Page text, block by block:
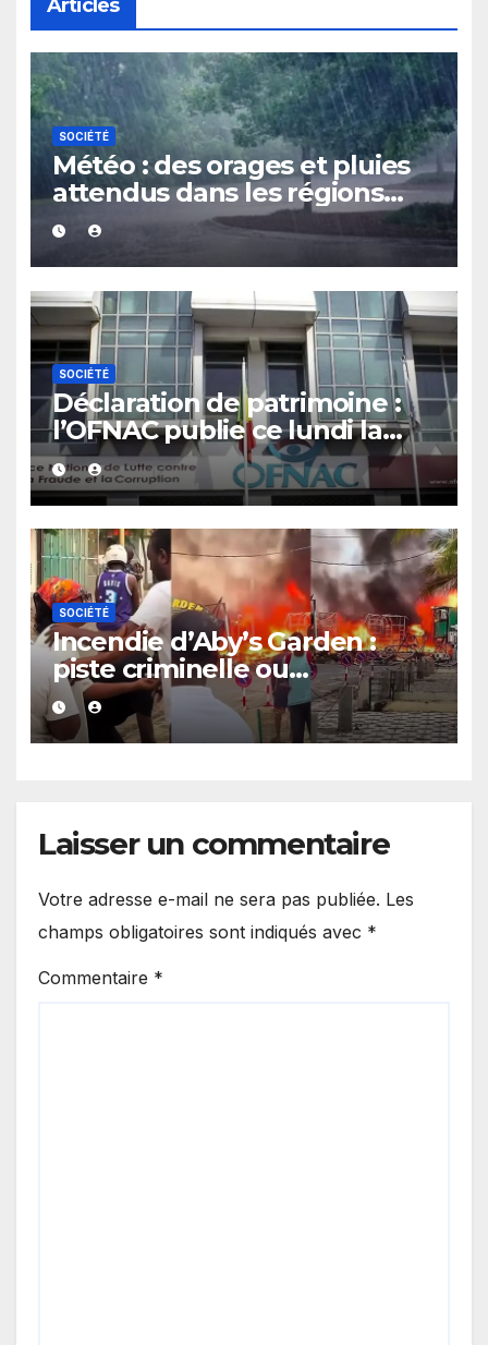
Articles
SOCIÉTÉ
Météo : des orages et pluies
attendus dans les régions
Sud, Est et Centre au cours
des prochaines 24 heures
SOCIÉTÉ
Déclaration de patrimoine :
l’OFNAC publie ce lundi la
liste des assujettis sénégalais
SOCIÉTÉ
Incendie d’Aby’s Garden :
piste criminelle ou
accidentelle ? Me Abibatou
Samb conseille Aby Ndour
Laisser un commentaire
Votre adresse e-mail ne sera pas publiée. Les
champs obligatoires sont indiqués avec *
Commentaire *